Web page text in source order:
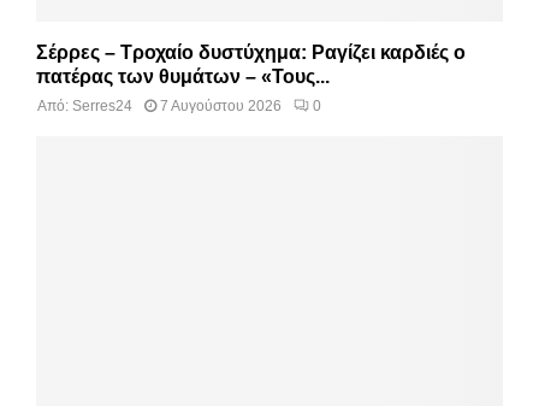
Σέρρες – Τροχαίο δυστύχημα: Ραγίζει καρδιές ο
πατέρας των θυμάτων – «Τους...
Από: Serres24 7 Αυγούστου 2026 0